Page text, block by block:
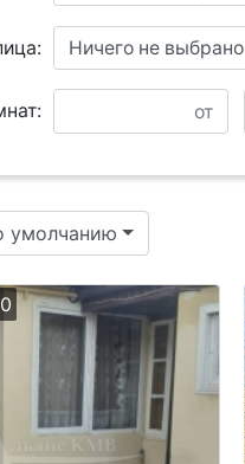
Ничего не выбрано
умолчанию